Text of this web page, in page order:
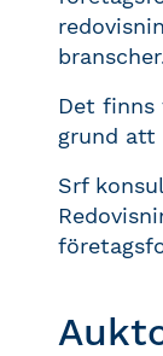
Det finns
grund att
Srf